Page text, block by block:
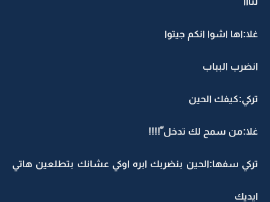
غلا:اها اشوا انكم جيتوا
انضرب البباب
تركي:كيفك الحين
غلا:من سمح لك تدخل ّ!!!!
تركي سفها:الحين بنضربك ابره اوكي عشانك بتطلعين هاتي
ايديك